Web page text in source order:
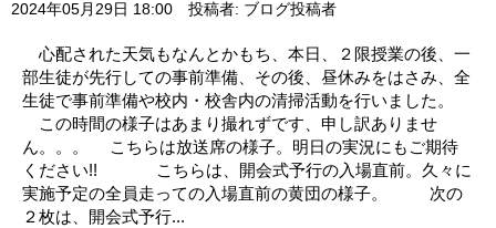
2024年05月29日 18:00 投稿者: ブログ投稿者
心配された天気もなんとかもち、本日、２限授業の後、一
部生徒が先行しての事前準備、その後、昼休みをはさみ、全
生徒で事前準備や校内・校舎内の清掃活動を行いました。
この時間の様子はあまり撮れずです、申し訳ありませ
ん。。。 こちらは放送席の様子。明日の実況にもご期待
ください!! こちらは、開会式予行の入場直前。久々に
実施予定の全員走っての入場直前の黄団の様子。 次の
２枚は、開会式予行...